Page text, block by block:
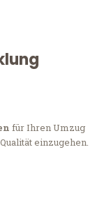
für Ihren Umzug
einzugehen.